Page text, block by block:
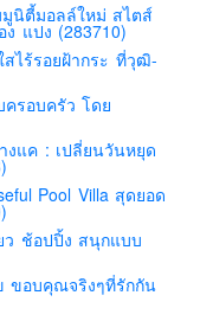
าซากิ
นิตี้มอลล์ใหม่ สไตส์
แปง (283710)
ไร้รอยฝ้ากระ ที่วุฒิ-
รอบครัว โดย
งแค : เปลี่ยนวันหยุด
Pool Villa สุดยอด
ว ช้อปปิ้ง สนุกแบบ
ขอบคุณจริงๆที่รักกัน